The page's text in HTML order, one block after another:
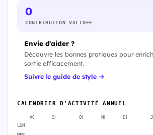
0
CONTRIBUTION VALIDÉE
Envie d'aider ?
Découvre les bonnes pratiques pour
sortie efficacement.
Suivre le guide de style →
CALENDRIER D'ACTIVITÉ ANNUEL
AOÛT SEPT. OCT. NOV. DÉC.
LUN